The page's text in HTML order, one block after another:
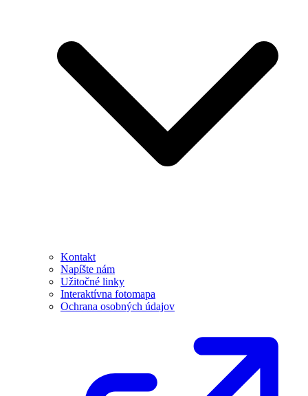
Kontakt
Napíšte nám
Užitočné linky
Interaktívna fotomapa
Ochrana osobných údajov